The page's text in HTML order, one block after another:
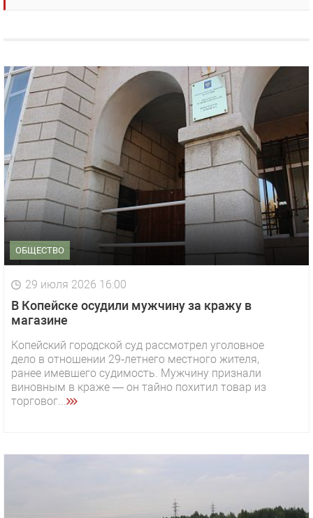
ОБЩЕСТВО
29 июля 2026 16:00
В Копейске осудили мужчину за кражу в
магазине
Копейский городской суд рассмотрел уголовное
дело в отношении 29‑летнего местного жителя,
ранее имевшего судимость. Мужчину признали
виновным в краже — он тайно похитил товар из
торговог...